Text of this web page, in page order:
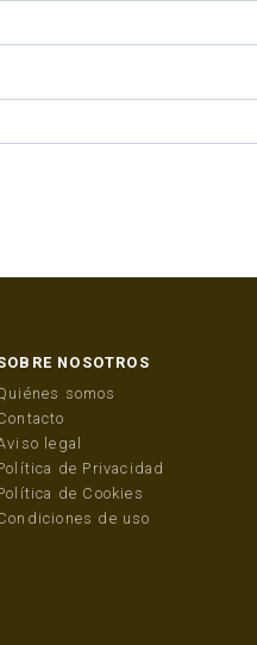
NOSOTROS
somos
legal
de Privacidad
de Cookies
de uso